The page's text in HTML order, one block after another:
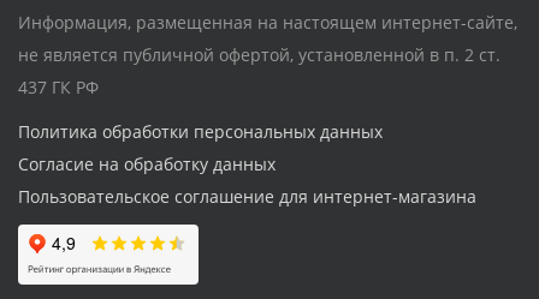
Информация, размещенная на настоящем интернет-сайте,
не является публичной офертой, установленной в п. 2 ст.
437 ГК РФ
Политика обработки персональных данных
Согласие на обработку данных
Пользовательское соглашение для интернет-магазина